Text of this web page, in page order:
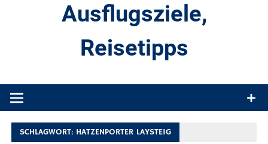
Ausflugsziele,
Reisetipps
Produkttests und Buchrezensionen. Ein Blog für alle, die gern
SCHLAGWORT: HATZENPORTER LAYSTEIG